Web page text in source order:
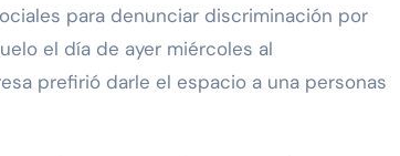
el día de ayer miércoles al
prefirió darle el espacio a una personas